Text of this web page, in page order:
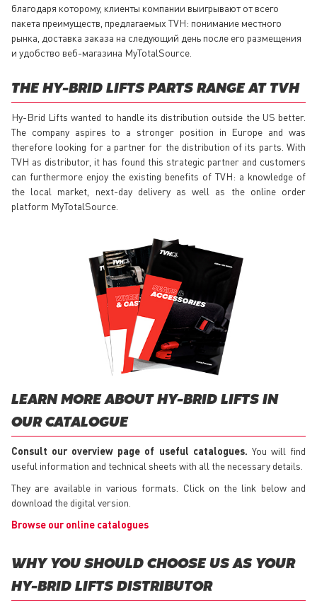
благодаря которому, клиенты компании выигрывают от всего
пакета преимуществ, предлагаемых TVH: понимание местного
рынка, доставка заказа на следующий день после его размещения
и удобство веб-магазина MyTotalSource.
THE HY-BRID LIFTS PARTS RANGE AT TVH
Hy-Brid Lifts wanted to handle its distribution outside the US better.
The company aspires to a stronger position in Europe and was
therefore looking for a partner for the distribution of its parts. With
TVH as distributor, it has found this strategic partner and customers
can furthermore enjoy the existing benefits of TVH: a knowledge of
the local market, next-day delivery as well as the online order
platform MyTotalSource.
LEARN MORE ABOUT HY-BRID LIFTS IN
OUR CATALOGUE
Consult our overview page of useful catalogues. You will find
useful information and technical sheets with all the necessary details.
They are available in various formats. Click on the link below and
download the digital version.
Browse our online catalogues
WHY YOU SHOULD CHOOSE US AS YOUR
HY-BRID LIFTS DISTRIBUTOR